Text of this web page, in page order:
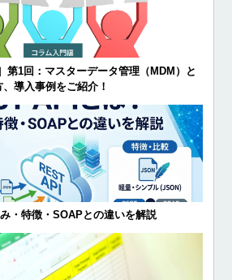
第1回：マスターデータ管理（MDM）と
導入事例をご紹介！
・特徴・SOAPとの違いを解説